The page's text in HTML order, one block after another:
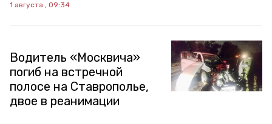
1 августа , 09:34
Водитель «Москвича»
погиб на встречной
полосе на Ставрополье,
двое в реанимации